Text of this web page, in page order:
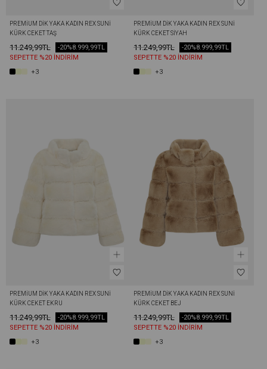
PREMIUM DIK YAKA KADIN REX SUNI
KÜRK CEKET TAŞ
11.249,99TL 8.999,99TL
-20%
SEPETTE %20 İNDİRİM
+3
PREMIUM DIK YAKA KADIN REX SUNI
KÜRK CEKET SIYAH
11.249,99TL 8.999,99TL
-20%
SEPETTE %20 İNDİRİM
+3
PREMIUM DIK YAKA KADIN REX SUNI
KÜRK CEKET EKRU
11.249,99TL 8.999,99TL
-20%
SEPETTE %20 İNDİRİM
+3
PREMIUM DIK YAKA KADIN REX SUNI
KÜRK CEKET BEJ
11.249,99TL 8.999,99TL
-20%
SEPETTE %20 İNDİRİM
+3